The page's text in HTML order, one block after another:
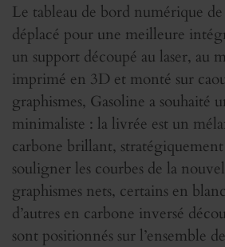
Le tableau de bord numérique
déplacé pour une meilleure
un support découpé au laser, au
imprimé en 3D et monté sur
graphismes, Gasoline a souhaité
minimaliste : la livrée est un
carbone brillant,
souligner les courbes de la
graphismes nets, certains en
d’autres en carbone inversé
sont positionnés sur l’ensemble